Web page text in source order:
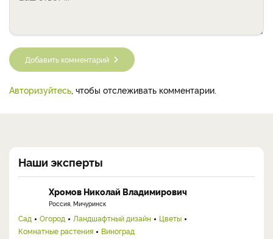
Добавить комментарий
Авторизуйтесь , чтобы отслеживать комментарии.
Наши эксперты
Хромов Николай Владимирович
Россия, Мичуринск
Сад Огород Ландшафтный дизайн
Цветы
Комнатные растения
Виноград